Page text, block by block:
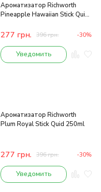
Ароматизатор Richworth
Pineapple Hawaiian Stick Quid
277 грн. 396грн. -30%
Уведомить
Ароматизатор Richworth
Plum Royal Stick Quid 250ml
277 грн. 396грн. -30%
Уведомить